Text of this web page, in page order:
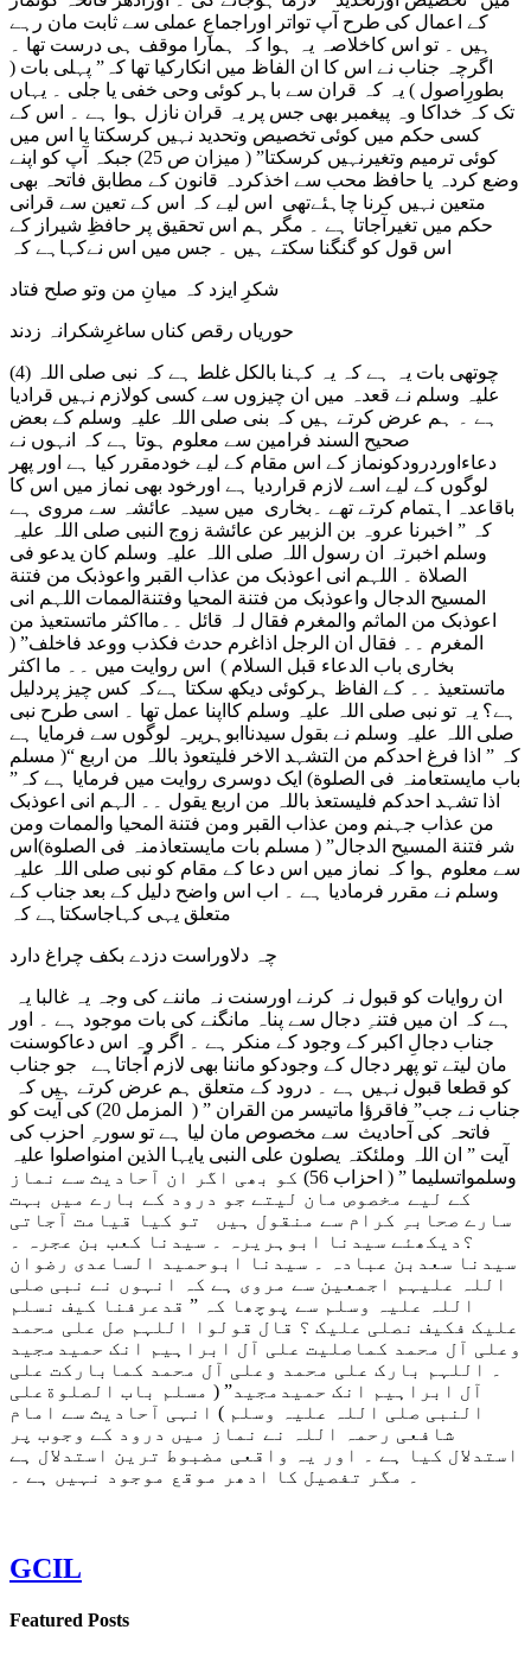
کے اعمال کی طرح آپ تواتر اوراجماعِ عملی سے ثابت مان رہے
ہیں ۔ تو اس کاخلاصہ یہ ہوا کہ ہمارا موقف ہی درست تھا ۔
اگرچہ جناب نے اس کا ان الفاظ میں انکارکیا تھا کہ” پہلی بات (
بطورِاصول ) یہ کہ قران سے باہر کوئی وحی خفی یا جلی ۔ یہاں
تک کہ خداکا وہ پیغمبر بھی جس پر یہ قران نازل ہوا ہے ۔ اس کے
کسی حکم میں کوئی تخصیص وتحدید نہیں کرسکتا یا اس میں
کوئی ترمیم وتغیرنہیں کرسکتا” ( میزان ص 25) جبکہ آپ کو اپنے
وضع کردہ یا حافظ محب سے اخذکردہ قانون کے مطابق فاتحہ بھی
متعین نہیں کرنا چاہئےتھی اس لیے کہ اس کے تعین سے قرانی
حکم میں تغیرآجاتا ہے ۔ مگر ہم اس تحقیق پر حافظِ شیراز کے
اس قول کو گنگنا سکتے ہیں ۔ جس میں اس نےکہاہے کہ
شکرِ ایزد کہ میانِ من وتو صلح فتاد
حوریاں رقص کناں ساغرِشکرانہ زدند
(4) چوتھی بات یہ ہے کہ یہ کہنا بالکل غلط ہے کہ نبی صلی اللہ
علیہ وسلم نے قعدہ میں ان چیزوں سے کسی کولازم نہیں قرادیا
ہے ۔ ہم عرض کرتے ہیں کہ بنی صلی اللہ علیہ وسلم کے بعض
صحیح السند فرامین سے معلوم ہوتا ہے کہ انہوں نے
دعاءاوردرودکونماز کے اس مقام کے لیے خودمقرر کیا ہے اور پھر
لوگوں کے لیے اسے لازم قراردیا ہے اورخود بھی نماز میں اس کا
باقاعدہ اہتمام کرتے تھے ۔بخاری میں سیدہ عائشہ سے مروی ہے
کہ ” اخبرنا عروہ بن الزبیر عن عائشة زوج النبی صلی اللہ علیہ
وسلم اخبرتہ ان رسول اللہ صلی اللہ علیہ وسلم کان یدعو فی
الصلاة ۔ اللہم انی اعوذبک من عذاب القبر واعوذبک من فتنة
المسیح الدجال واعوذبک من فتنة المحیا وفتنةالممات اللہم انی
اعوذبک من الماثم والمغرم فقال لہ قائل ۔۔مااکثر ماتستعیذ من
المغرم ۔۔ فقال ان الرجل اذاغرم حدث فکذب ووعد فاخلف” (
بخاری باب الدعاء قبل السلام ) اس روایت میں ۔۔ ما اکثر
ماتستعیذ ۔۔ کے الفاظ ہرکوئی دیکھ سکتا ہےکہ کس چیز پردلیل
ہے؟ یہ تو نبی صلی اللہ علیہ وسلم کااپنا عمل تھا ۔ اسی طرح نبی
صلی اللہ علیہ وسلم نے بقول سیدناابوہریرہ لوگوں سے فرمایا ہے
کہ ” اذا فرغ احدکم من التشہد الاخر فلیتعوذ باللہ من اربع “( مسلم
باب مایستعامنہ فی الصلوة) ایک دوسری روایت میں فرمایا ہے کہ”
اذا تشہد احدکم فلیستعذ باللہ من اربع یقول ۔۔ الہم انی اعوذبک
من عذاب جہنم ومن عذاب القبر ومن فتنة المحیا والممات ومن
شر فتنة المسیح الدجال” ( مسلم بات مایستعاذمنہ فی الصلوة)اس
سے معلوم ہوا کہ نماز میں اس دعا کے مقام کو نبی صلی اللہ علیہ
وسلم نے مقرر فرمادیا ہے ۔ اب اس واضح دلیل کے بعد جناب کے
متعلق یہی کہاجاسکتاہے کہ
چہ دلاوراست دزدے بکف چراغ دارد
ہے کہ ان میں فتنہِ دجال سے پناہ مانگنے کی بات موجود ہے ۔ اور
جناب دجالِ اکبر کے وجود کے منکر ہے ۔ اگر وہ اس دعاکوسنت
مان لیتے تو پھر دجال کے وجودکو ماننا بھی لازم آجاتاہے جو جناب
کو قطعا قبول نہیں ہے ۔ درود کے متعلق ہم عرض کرتے ہیں کہ
جناب نے جب” فاقرؤا ماتیسر من القران ” ( المزمل 20) کی آیت کو
فاتحہ کی آحادیث سے مخصوص مان لیا ہے تو سورہِ احزب کی
آیت ” ان اللہ وملئکتہ یصلون علی النبی یایہا الذین امنواصلوا علیہ
وسلمواتسلیما ” ( احزاب 56) کو بھی اگر ان آحادیث سے نماز
کے لیے مخصوص مان لیتے جو درود کے بارے میں بہت
سارے صحابہِ کرام سے منقول ہیں تو کیا قیامت آجاتی
؟دیکھئے سیدنا ابوہریرہ ۔ سیدنا کعب بن عجرہ ۔
سیدنا سعدبن عبادہ ۔ سیدنا ابوحمید الساعدی رضوان
اللہ علیہم اجمعین سے مروی ہے کہ انہوں نے نبی صلی
اللہ علیہ وسلم سے پوچھا کہ ” قدعرفنا کیف نسلم
علیک فکیف نصلی علیک ؟ قال قولوا اللہم صل علی محمد
وعلی آل محمد کماصلیت علی آل ابراہیم انک حمیدمجید
۔ اللہم بارک علی محمد وعلی آل محمد کمابارکت علی
آل ابراہیم انک حمیدمجید” ( مسلم باب الصلوةعلی
النبی صلی اللہ علیہ وسلم ) انہی آحادیث سے امام
شافعی رحمہ اللہ نے نماز میں درود کے وجوب پر
استدلال کیا ہے ۔ اور یہ واقعی مضبوط ترین استدلال ہے
۔ مگر تفصیل کا ادھر موقع موجود نہیں ہے ۔
GCIL
Featured Posts